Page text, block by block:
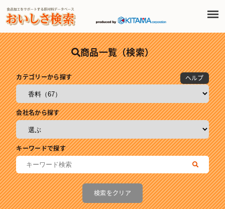
商品一覧（検索）
ヘルプ
カテゴリーから探す
会社名から探す
キーワードで探す
検索をクリア